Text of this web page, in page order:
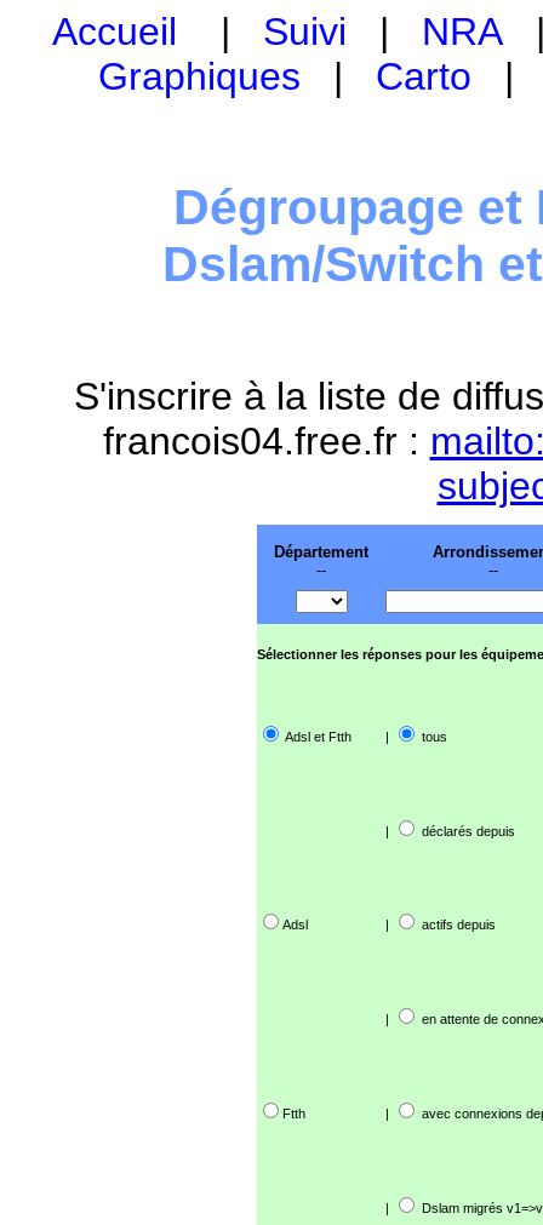
Accueil | Suivi | NRA
Graphiques | Carto
Dégroupage et
Dslam/Switch
S'inscrire à la liste de
francois04.free.fr :
Département
--
--
Sélectionner les réponses pour les
Adsl et Ftth | tous
| déclarés depuis
Adsl | actifs depuis
| en attente de
Ftth | avec connexions
| Dslam migrés